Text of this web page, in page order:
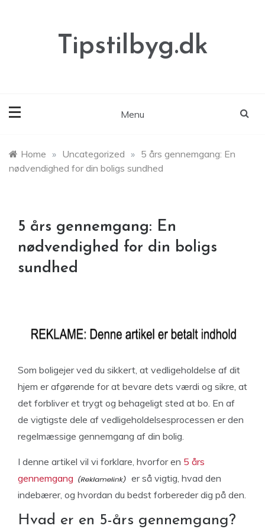
Tipstilbyg.dk
Menu
Home » Uncategorized » 5 års gennemgang: En
nødvendighed for din boligs sundhed
5 års gennemgang: En
nødvendighed for din boligs
sundhed
Som boligejer ved du sikkert, at vedligeholdelse af dit
hjem er afgørende for at bevare dets værdi og sikre, at
det forbliver et trygt og behageligt sted at bo. En af
de vigtigste dele af vedligeholdelsesprocessen er den
regelmæssige gennemgang af din bolig.
I denne artikel vil vi forklare, hvorfor en 5 års
gennemgang
er så vigtig, hvad den
indebærer, og hvordan du bedst forbereder dig på den.
Hvad er en 5-års gennemgang?